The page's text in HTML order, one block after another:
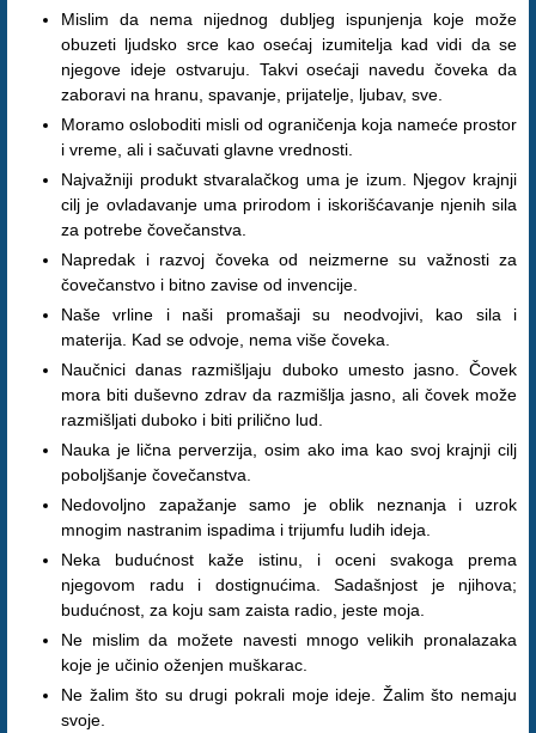
Mislim da nema nijednog dubljeg ispunjenja koje može
obuzeti ljudsko srce kao osećaj izumitelja kad vidi da se
njegove ideje ostvaruju. Takvi osećaji navedu čoveka da
zaboravi na hranu, spavanje, prijatelje, ljubav, sve.
Moramo osloboditi misli od ograničenja koja nameće prostor
i vreme, ali i sačuvati glavne vrednosti.
Najvažniji produkt stvaralačkog uma je izum. Njegov krajnji
cilj je ovladavanje uma prirodom i iskorišćavanje njenih sila
za potrebe čovečanstva.
Napredak i razvoj čoveka od neizmerne su važnosti za
čovečanstvo i bitno zavise od invencije.
Naše vrline i naši promašaji su neodvojivi, kao sila i
materija. Kad se odvoje, nema više čoveka.
Naučnici danas razmišljaju duboko umesto jasno. Čovek
mora biti duševno zdrav da razmišlja jasno, ali čovek može
razmišljati duboko i biti prilično lud.
Nauka je lična perverzija, osim ako ima kao svoj krajnji cilj
poboljšanje čovečanstva.
Nedovoljno zapažanje samo je oblik neznanja i uzrok
mnogim nastranim ispadima i trijumfu ludih ideja.
Neka budućnost kaže istinu, i oceni svakoga prema
njegovom radu i dostignućima. Sadašnjost je njihova;
budućnost, za koju sam zaista radio, jeste moja.
Ne mislim da možete navesti mnogo velikih pronalazaka
koje je učinio oženjen muškarac.
Ne žalim što su drugi pokrali moje ideje. Žalim što nemaju
svoje.